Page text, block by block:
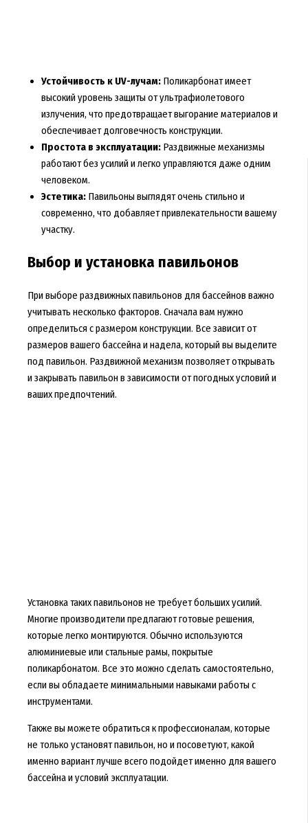
Устойчивость к UV-лучам:Поликарбонат имеет
высокий уровень защиты от ультрафиолетового
излучения, что предотвращает выгорание материалов и
обеспечивает долговечность конструкции.
Простота в эксплуатации:Раздвижные механизмы
работают без усилий и легко управляются даже одним
человеком.
Эстетика:Павильоны выглядят очень стильно и
современно, что добавляет привлекательности вашему
участку.
Выбор и установка павильонов
При выборе раздвижных павильонов для бассейнов важно
учитывать несколько факторов. Сначала вам нужно
определиться с размером конструкции. Все зависит от
размеров вашего бассейна и надела, который вы выделите
под павильон. Раздвижной механизм позволяет открывать
и закрывать павильон в зависимости от погодных условий и
ваших предпочтений.
Установка таких павильонов не требует больших усилий.
Многие производители предлагают готовые решения,
которые легко монтируются. Обычно используются
алюминиевые или стальные рамы, покрытые
поликарбонатом. Все это можно сделать самостоятельно,
если вы обладаете минимальными навыками работы с
инструментами.
Также вы можете обратиться к профессионалам, которые
не только установят павильон, но и посоветуют, какой
именно вариант лучше всего подойдет именно для вашего
бассейна и условий эксплуатации.